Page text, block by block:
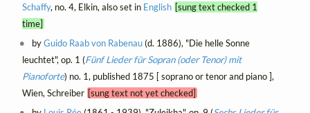
Schaffy, no. 4, Elkin, also set in English [sung text checked 1
time]
byGuido Raab von Rabenau(d. 1886), "Die helle Sonne
leuchtet", op. 1 (Fünf Lieder für Sopran (oder Tenor) mit
Pianoforte) no. 1, published 1875 [ soprano or tenor and piano ],
Wien, Schreiber [sung text not yet checked]